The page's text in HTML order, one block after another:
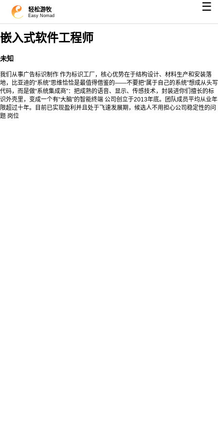
轻松游牧
Easy Nomad
☰
嵌入式软件工程师
未知
我们从事广告标识制作 作为标识工厂，核心优势在于结构设计、材料生产和安装落
地，比亚迪的“系统”思维恰恰是最值得借鉴的——不要把“属于自己的系统”想成从头写
代码，而是做“系统集成商”：把成熟的语音、显示、传感技术，封装进你们擅长的标
识外壳里，变成一个有“大脑”的智能终端 公司创立于2013年底。团队成员平均从业年
限超过十年。目前已实现盈利并且处于飞速发展期，候选人不用担心公司稳定性的问
题 岗位